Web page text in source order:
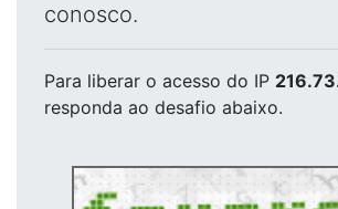
conosco.
Para liberar o acesso do IP
responda ao desafio abaixo.